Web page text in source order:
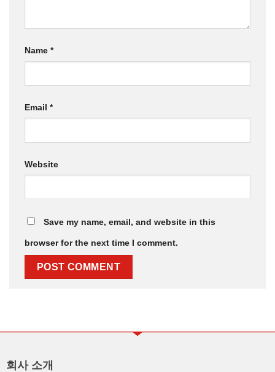
Name *
Email *
Website
Save my name, email, and website in this
browser for the next time I comment.
회사 소개